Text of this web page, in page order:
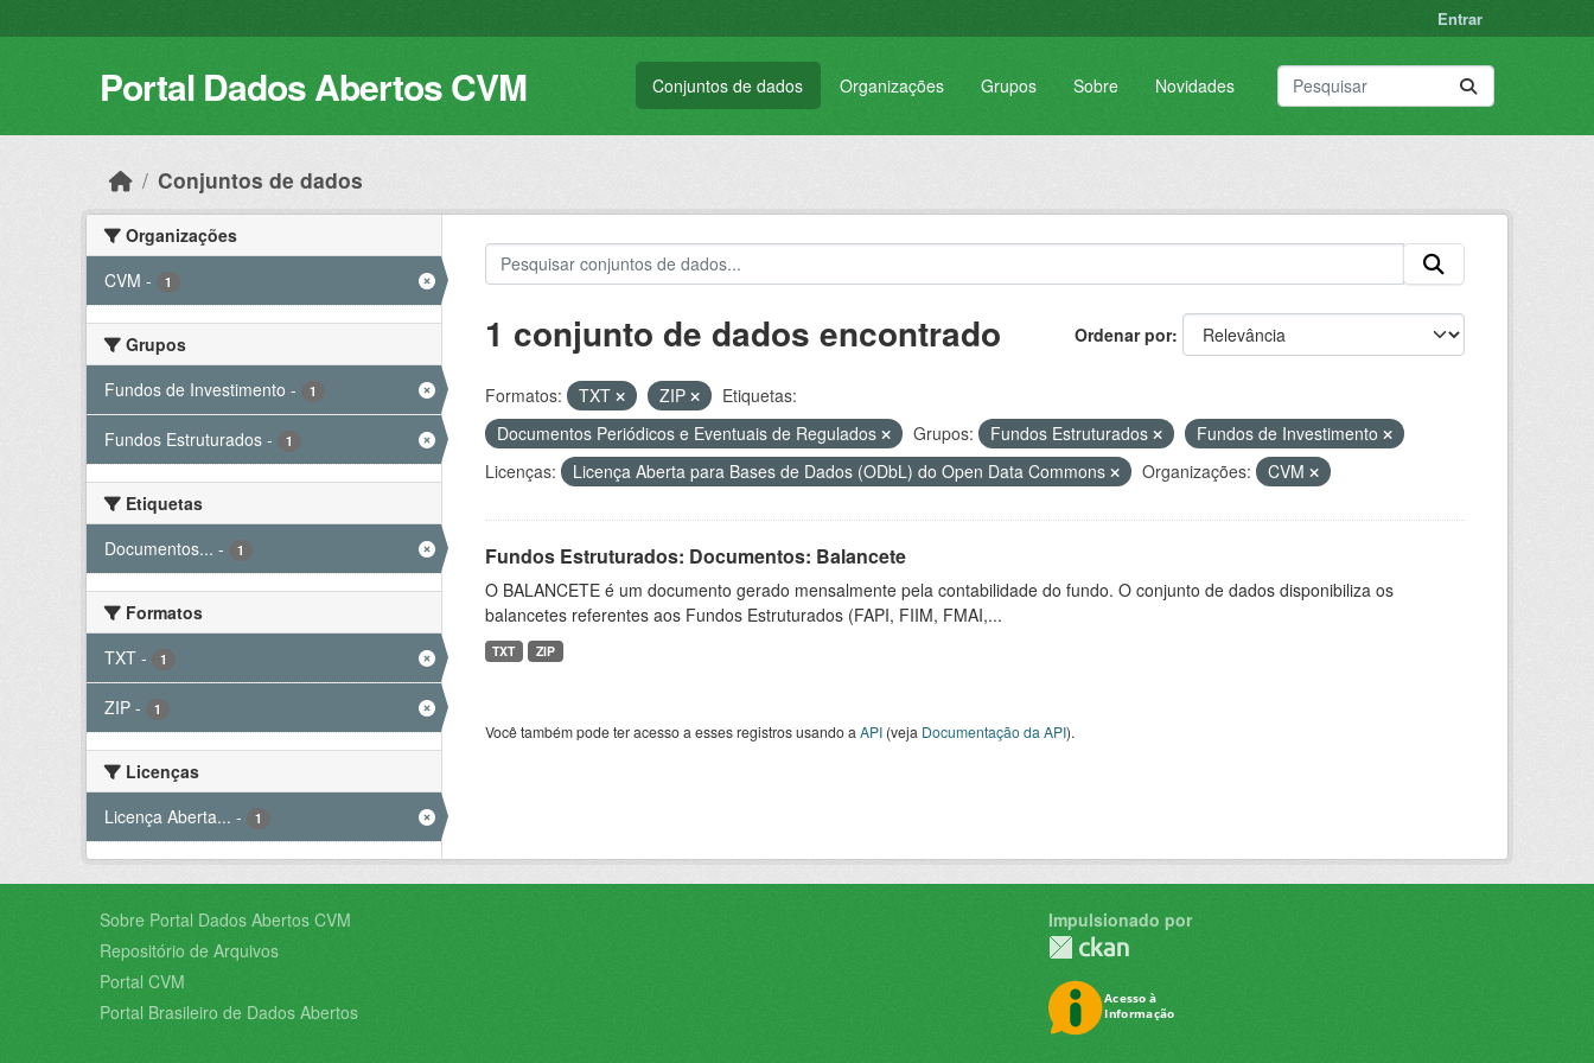
Entrar
Portal Dados Abertos CVM Conjuntos de dados Organizações Grupos Sobre Novidades
Conjuntos de dados
Organizações
CVM - 1
Grupos
Fundos de Investimento - 1
Fundos Estruturados - 1
Etiquetas
Documentos... - 1
Formatos
TXT - 1
ZIP - 1
Licenças
Licença Aberta... - 1
Ordenar por
1 conjunto de dados encontrado
Formatos: TXT ZIP
Etiquetas:
Documentos Periódicos e Eventuais de Regulados
Grupos: Fundos Estruturados
Fundos de Investimento
Licenças:
Licença Aberta para Bases de Dados (ODbL) do Open Data Commons Organizações: CVM
Fundos Estruturados: Documentos: Balancete
O BALANCETE é um documento gerado mensalmente pela contabilidade do fundo. O conjunto de dados disponibiliza os
balancetes referentes aos Fundos Estruturados (FAPI, FIIM, FMAI,...
TXT ZIP
Você também pode ter acesso a esses registros usando a API(veja Documentação da API).
Sobre Portal Dados Abertos CVM
Repositório de Arquivos
Portal CVM
Portal Brasileiro de Dados Abertos
Impulsionado por